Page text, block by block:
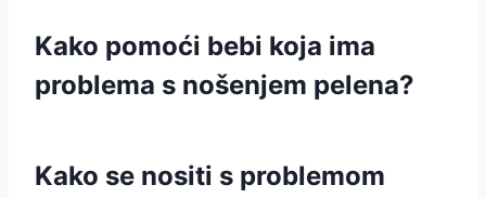
Kako pomoći bebi koja ima
problema s nošenjem pelena?
Kako se nositi s problemom